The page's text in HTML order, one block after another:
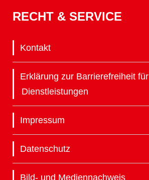
RECHT & SERVICE
Kontakt
Erklärung zur Barrierefreiheit für
Dienstleistungen
Impressum
Datenschutz
Bild- und Mediennachweis